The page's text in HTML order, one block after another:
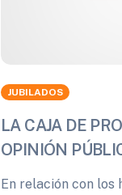
JUBILADOS
LA CAJA DE
OPINIÓN
En relación con los